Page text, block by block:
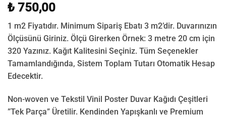
₺ 750,00
1 m2 Fiyatıdır. Minimum Sipariş Ebatı 3 m2’dir. Duvarınızın
Ölçüsünü Giriniz. Ölçü Girerken Örnek: 3 metre 20 cm için
320 Yazınız. Kağıt Kalitesini Seçiniz. Tüm Seçenekler
Tamamlandığında, Sistem Toplam Tutarı Otomatik Hesap
Edecektir.
Non-woven ve Tekstil Vinil Poster Duvar Kağıdı Çeşitleri
”Tek Parça” Üretilir. Kendinden Yapışkanlı ve Premium